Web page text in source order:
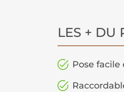
LES + DU
Pose facile